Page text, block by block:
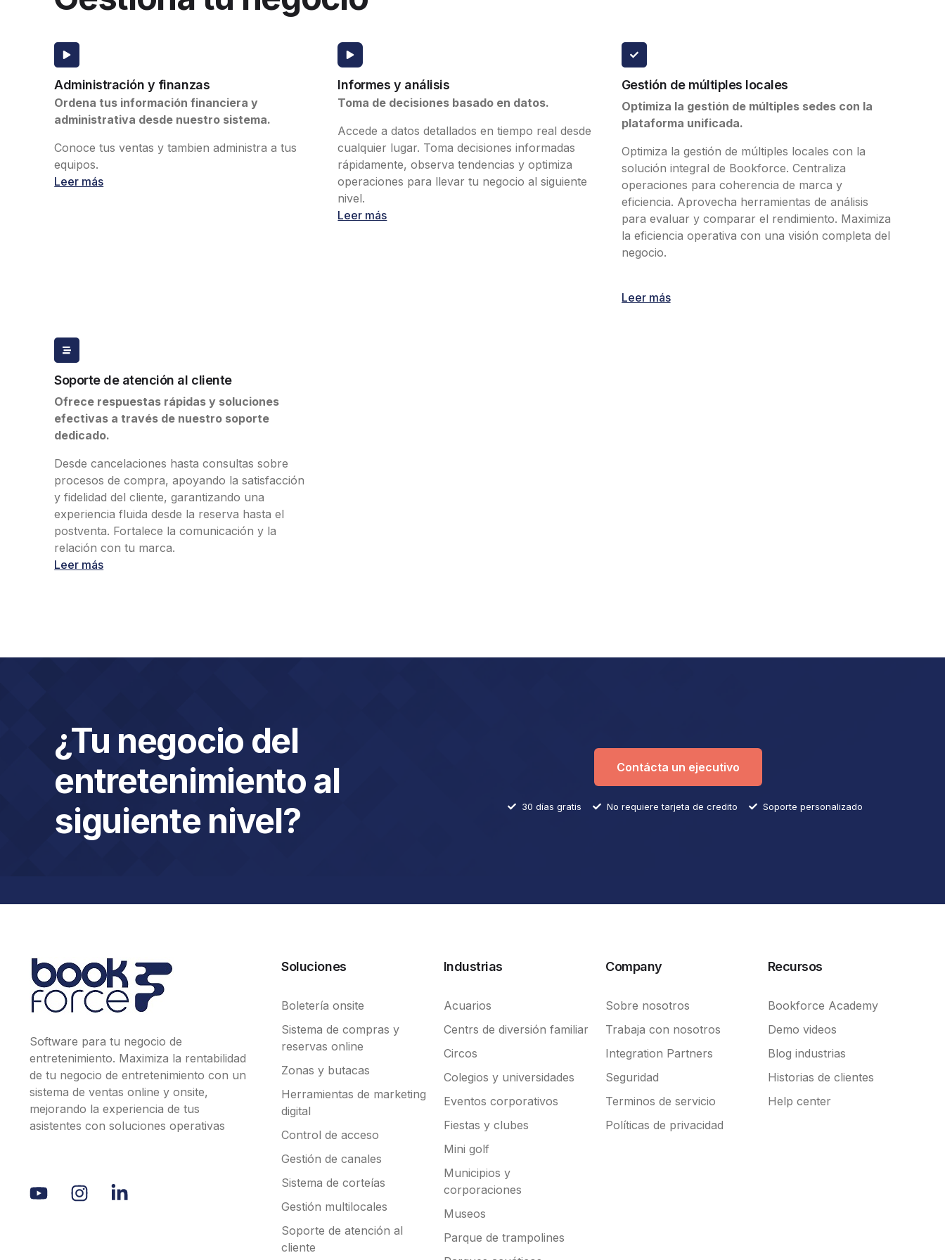
Administración y finanzas
Ordena tus información financiera y
administrativa desde nuestro sistema.
Conoce tus ventas y tambien administra a tus
equipos.
Leer más
Informes y análisis
Toma de decisiones basado en datos.
Accede a datos detallados en tiempo real desde
cualquier lugar. Toma decisiones informadas
rápidamente, observa tendencias y optimiza
operaciones para llevar tu negocio al siguiente
nivel.
Leer más
Gestión de múltiples locales
Optimiza la gestión de múltiples sedes con la
plataforma unificada.
Optimiza la gestión de múltiples locales con la
solución integral de Bookforce. Centraliza
operaciones para coherencia de marca y
eficiencia. Aprovecha herramientas de análisis
para evaluar y comparar el rendimiento. Maximiza
la eficiencia operativa con una visión completa del
negocio.
Leer más
Soporte de atención al cliente
Ofrece respuestas rápidas y soluciones
efectivas a través de nuestro soporte
dedicado.
Desde cancelaciones hasta consultas sobre
procesos de compra, apoyando la satisfacción
y fidelidad del cliente, garantizando una
experiencia fluida desde la reserva hasta el
postventa. Fortalece la comunicación y la
relación con tu marca.
Leer más
¿Tu negocio del
entretenimiento al
siguiente nivel?
Contácta un ejecutivo
30 días gratis No requiere tarjeta de credito Soporte personalizado
Software para tu negocio de
entretenimiento. Maximiza la rentabilidad
de tu negocio de entretenimiento con un
sistema de ventas online y onsite,
mejorando la experiencia de tus
asistentes con soluciones operativas
Soluciones
Boletería onsite
Sistema de compras y
reservas online
Zonas y butacas
Herramientas de marketing
digital
Control de acceso
Gestión de canales
Sistema de corteías
Gestión multilocales
Soporte de atención al
cliente
Industrias
Acuarios
Centrs de diversión familiar
Circos
Colegios y universidades
Eventos corporativos
Fiestas y clubes
Mini golf
Municipios y
corporaciones
Museos
Parque de trampolines
Company
Sobre nosotros
Trabaja con nosotros
Integration Partners
Seguridad
Terminos de servicio
Políticas de privacidad
Recursos
Bookforce Academy
Demo videos
Blog industrias
Historias de clientes
Help center